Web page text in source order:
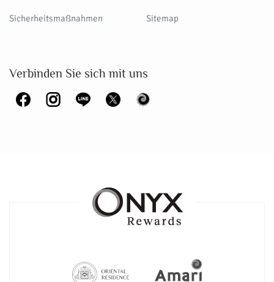
Sicherheitsmaßnahmen Sitemap
Verbinden Sie sich mit uns